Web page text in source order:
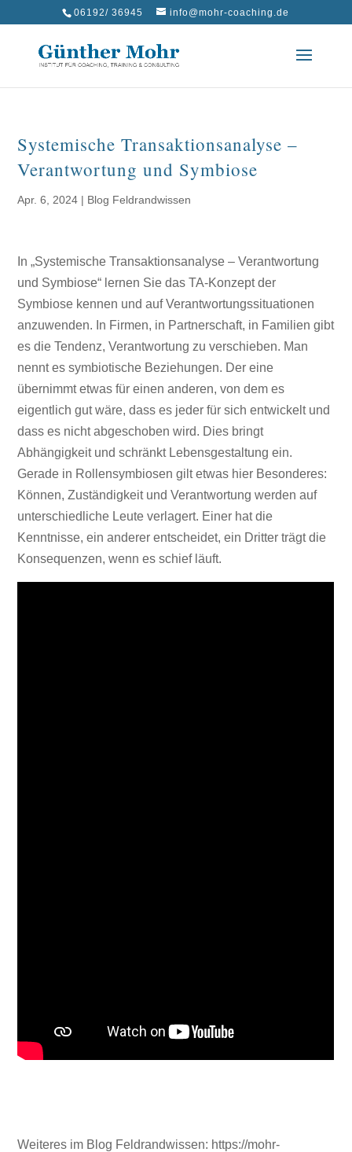
06192/ 36945 info@mohr-coaching.de
Systemische Transaktionsanalyse –
Verantwortung und Symbiose
Apr. 6, 2024 | Blog Feldrandwissen
In „Systemische Transaktionsanalyse – Verantwortung
und Symbiose“ lernen Sie das TA-Konzept der
Symbiose kennen und auf Verantwortungssituationen
anzuwenden. In Firmen, in Partnerschaft, in Familien gibt
es die Tendenz, Verantwortung zu verschieben. Man
nennt es symbiotische Beziehungen. Der eine
übernimmt etwas für einen anderen, von dem es
eigentlich gut wäre, dass es jeder für sich entwickelt und
dass es nicht abgeschoben wird. Dies bringt
Abhängigkeit und schränkt Lebensgestaltung ein.
Gerade in Rollensymbiosen gilt etwas hier Besonderes:
Können, Zuständigkeit und Verantwortung werden auf
unterschiedliche Leute verlagert. Einer hat die
Kenntnisse, ein anderer entscheidet, ein Dritter trägt die
Konsequenzen, wenn es schief läuft.
Weiteres im Blog Feldrandwissen: https://mohr-